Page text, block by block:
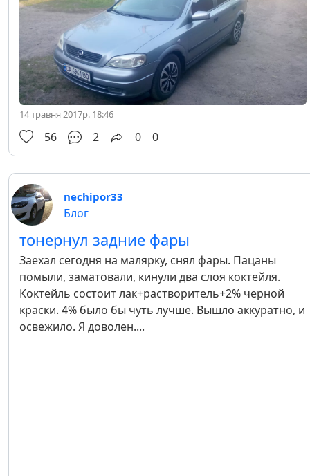
14 травня 2017р. 18:46
56 2 0 0
nechipor33
Блог
тонернул задние фары
Заехал сегодня на малярку, снял фары. Пацаны
помыли, заматовали, кинули два слоя коктейля.
Коктейль состоит лак+растворитель+2% черной
краски. 4% было бы чуть лучше. Вышло аккуратно, и
освежило. Я доволен....